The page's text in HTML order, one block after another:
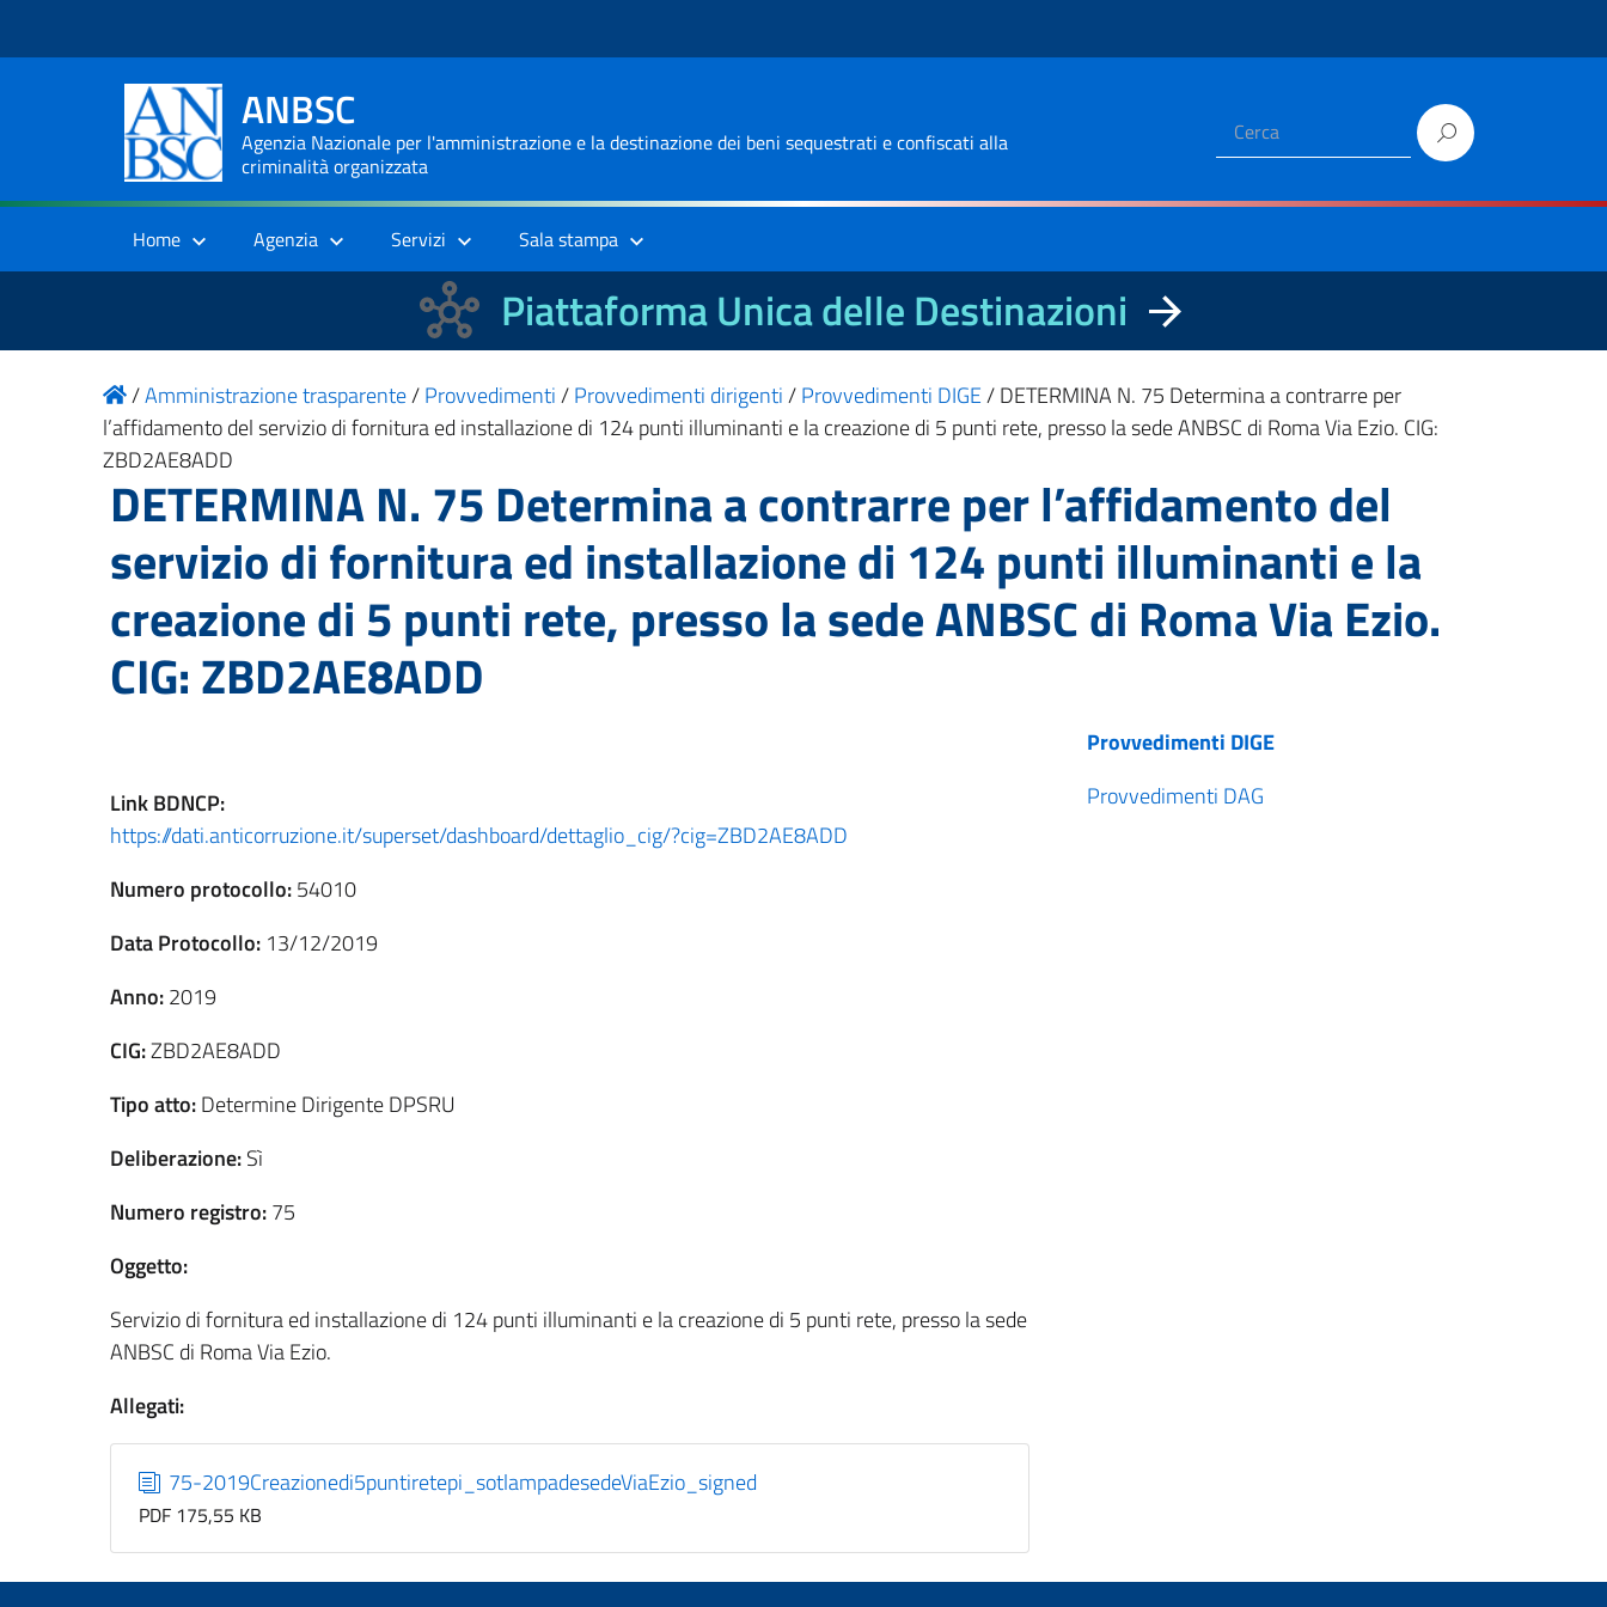
ANBSC
Agenzia Nazionale per l'amministrazione e la destinazione dei beni sequestrati e confiscati alla
criminalità organizzata
Home Agenzia Servizi Sala stampa
Piattaforma Unica delle Destinazioni
/Amministrazione trasparente/Provvedimenti/Provvedimenti dirigenti/Provvedimenti DIGE/DETERMINA N. 75 Determina a contrarre per
l’affidamento del servizio di fornitura ed installazione di 124 punti illuminanti e la creazione di 5 punti rete, presso la sede ANBSC di Roma Via Ezio. CIG:
ZBD2AE8ADD
DETERMINA N. 75 Determina a contrarre per l’affidamento del
servizio di fornitura ed installazione di 124 punti illuminanti e la
creazione di 5 punti rete, presso la sede ANBSC di Roma Via Ezio.
CIG: ZBD2AE8ADD
LinkBDNCP:
https://dati.anticorruzione.it/superset/dashboard/dettaglio_cig/?cig=ZBD2AE8ADD
Numero protocollo:54010
Data Protocollo: 13/12/2019
Anno:2019
CIG:ZBD2AE8ADD
Tipo atto:Determine Dirigente DPSRU
Deliberazione:Sì
Numero registro:75
Oggetto:
Servizio di fornitura ed installazione di 124 punti illuminanti e la creazione di 5 punti rete, presso la sede
ANBSC di Roma Via Ezio.
Allegati:
75-2019Creazionedi5puntiretepi_sotlampadesedeViaEzio_signed
PDF 175,55 KB
Provvedimenti DIGE
Provvedimenti DAG